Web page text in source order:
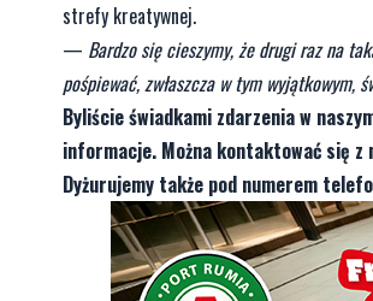
strefy kreatywnej.
— Bardzo się cieszymy, że drugi raz na
pośpiewać, zwłaszcza w tym wyjątkowym,
Byliście świadkami zdarzenia w
informacje. Można kontaktować się z
Dyżurujemy także pod numerem